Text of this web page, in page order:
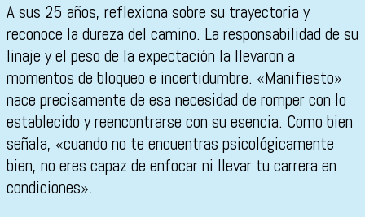
A sus 25 años, reflexiona sobre su trayectoria y
reconoce la dureza del camino. La responsabilidad de su
linaje y el peso de la expectación la llevaron a
momentos de bloqueo e incertidumbre. «Manifiesto»
nace precisamente de esa necesidad de romper con lo
establecido y reencontrarse con su esencia. Como bien
señala, «cuando no te encuentras psicológicamente
bien, no eres capaz de enfocar ni llevar tu carrera en
condiciones».